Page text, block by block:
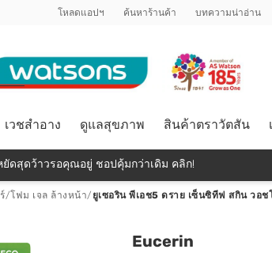
โหลดแอปฯ ค้นหาร้านค้า บทความน่าอ่าน
เวชสำอาง ดูแลสุขภาพ สินค้าตราวัตสัน
ดสุดว้าวรอคุณอยู่ ชอปคุ้มกว่าเดิม คลิก!
/โฟม เจล ล้างหน้า/ ยูเซอริน พีเอช5 ดราย เซ็นซิทีฟ สกิน วอ
Eucerin